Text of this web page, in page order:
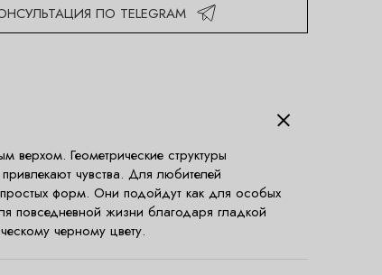
ПО TELEGRAM
верхом. Геометрические структуры
чувства. Для любителей
форм. Они подойдут как для особых
повседневной жизни благодаря гладкой
черному цвету.